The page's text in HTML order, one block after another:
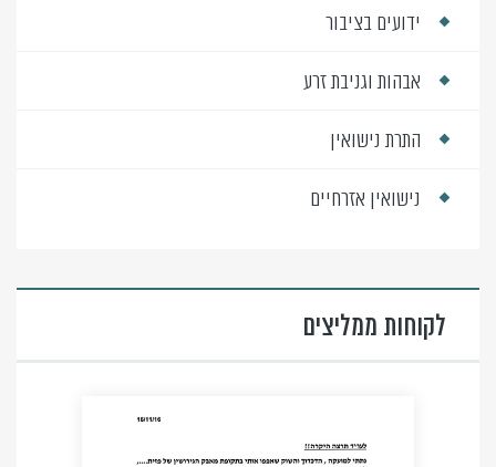
ידועים בציבור
אבהות וגניבת זרע
התרת נישואין
נישואין אזרחיים
לקוחות ממליצים